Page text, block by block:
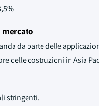
da parte delle
delle costruzioni in Asia
stringenti.